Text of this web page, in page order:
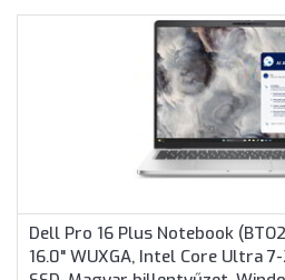
Dell Pro 16 Plus Notebook
16.0" WUXGA, Intel Core Ultra 7-